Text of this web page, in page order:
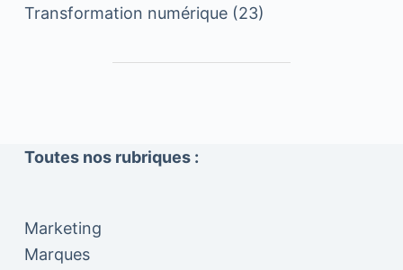
Transformation numérique(23)
Toutes nos rubriques :
Marketing
Marques